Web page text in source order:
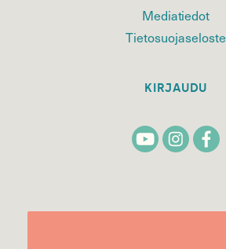
Mediatiedot
Tietosuojaseloste
KIRJAUDU